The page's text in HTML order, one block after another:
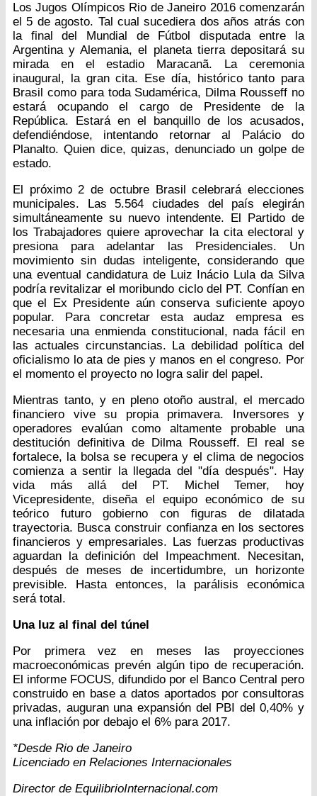
Los Jugos Olímpicos Rio de Janeiro 2016 comenzarán
el 5 de agosto. Tal cual sucediera dos años atrás con
la final del Mundial de Fútbol disputada entre la
Argentina y Alemania, el planeta tierra depositará su
mirada en el estadio Maracanã. La ceremonia
inaugural, la gran cita. Ese día, histórico tanto para
Brasil como para toda Sudamérica, Dilma Rousseff no
estará ocupando el cargo de Presidente de la
República. Estará en el banquillo de los acusados,
defendiéndose, intentando retornar al Palácio do
Planalto. Quien dice, quizas, denunciado un golpe de
estado.
El próximo 2 de octubre Brasil celebrará elecciones
municipales. Las 5.564 ciudades del país elegirán
simultáneamente su nuevo intendente. El Partido de
los Trabajadores quiere aprovechar la cita electoral y
presiona para adelantar las Presidenciales. Un
movimiento sin dudas inteligente, considerando que
una eventual candidatura de Luiz Inácio Lula da Silva
podría revitalizar el moribundo ciclo del PT. Confían en
que el Ex Presidente aún conserva suficiente apoyo
popular. Para concretar esta audaz empresa es
necesaria una enmienda constitucional, nada fácil en
las actuales circunstancias. La debilidad política del
oficialismo lo ata de pies y manos en el congreso. Por
el momento el proyecto no logra salir del papel.
Mientras tanto, y en pleno otoño austral, el mercado
financiero vive su propia primavera. Inversores y
operadores evalúan como altamente probable una
destitución definitiva de Dilma Rousseff. El real se
fortalece, la bolsa se recupera y el clima de negocios
comienza a sentir la llegada del "día después". Hay
vida más allá del PT. Michel Temer, hoy
Vicepresidente, diseña el equipo económico de su
teórico futuro gobierno con figuras de dilatada
trayectoria. Busca construir confianza en los sectores
financieros y empresariales. Las fuerzas productivas
aguardan la definición del Impeachment. Necesitan,
después de meses de incertidumbre, un horizonte
previsible. Hasta entonces, la parálisis económica
será total.
Una luz al final del túnel
Por primera vez en meses las proyecciones
macroeconómicas prevén algún tipo de recuperación.
El informe FOCUS, difundido por el Banco Central pero
construido en base a datos aportados por consultoras
privadas, auguran una expansión del PBI del 0,40% y
una inflación por debajo el 6% para 2017.
*Desde Rio de Janeiro
Licenciado en Relaciones Internacionales
Director de EquilibrioInternacional.com